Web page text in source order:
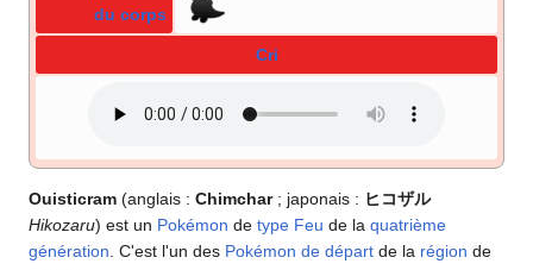
du corps
Cri
Ouisticram (anglais : Chimchar ; japonais : ヒコザル
Hikozaru) est un Pokémon de type Feu de la quatrième
génération . C'est l'un des Pokémon de départ de la région de